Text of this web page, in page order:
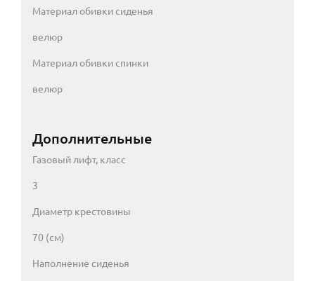
Материал обивки сиденья
велюр
Материал обивки спинки
велюр
Дополнительные
Газовый лифт, класс
3
Диаметр крестовины
70 (см)
Наполнение сиденья